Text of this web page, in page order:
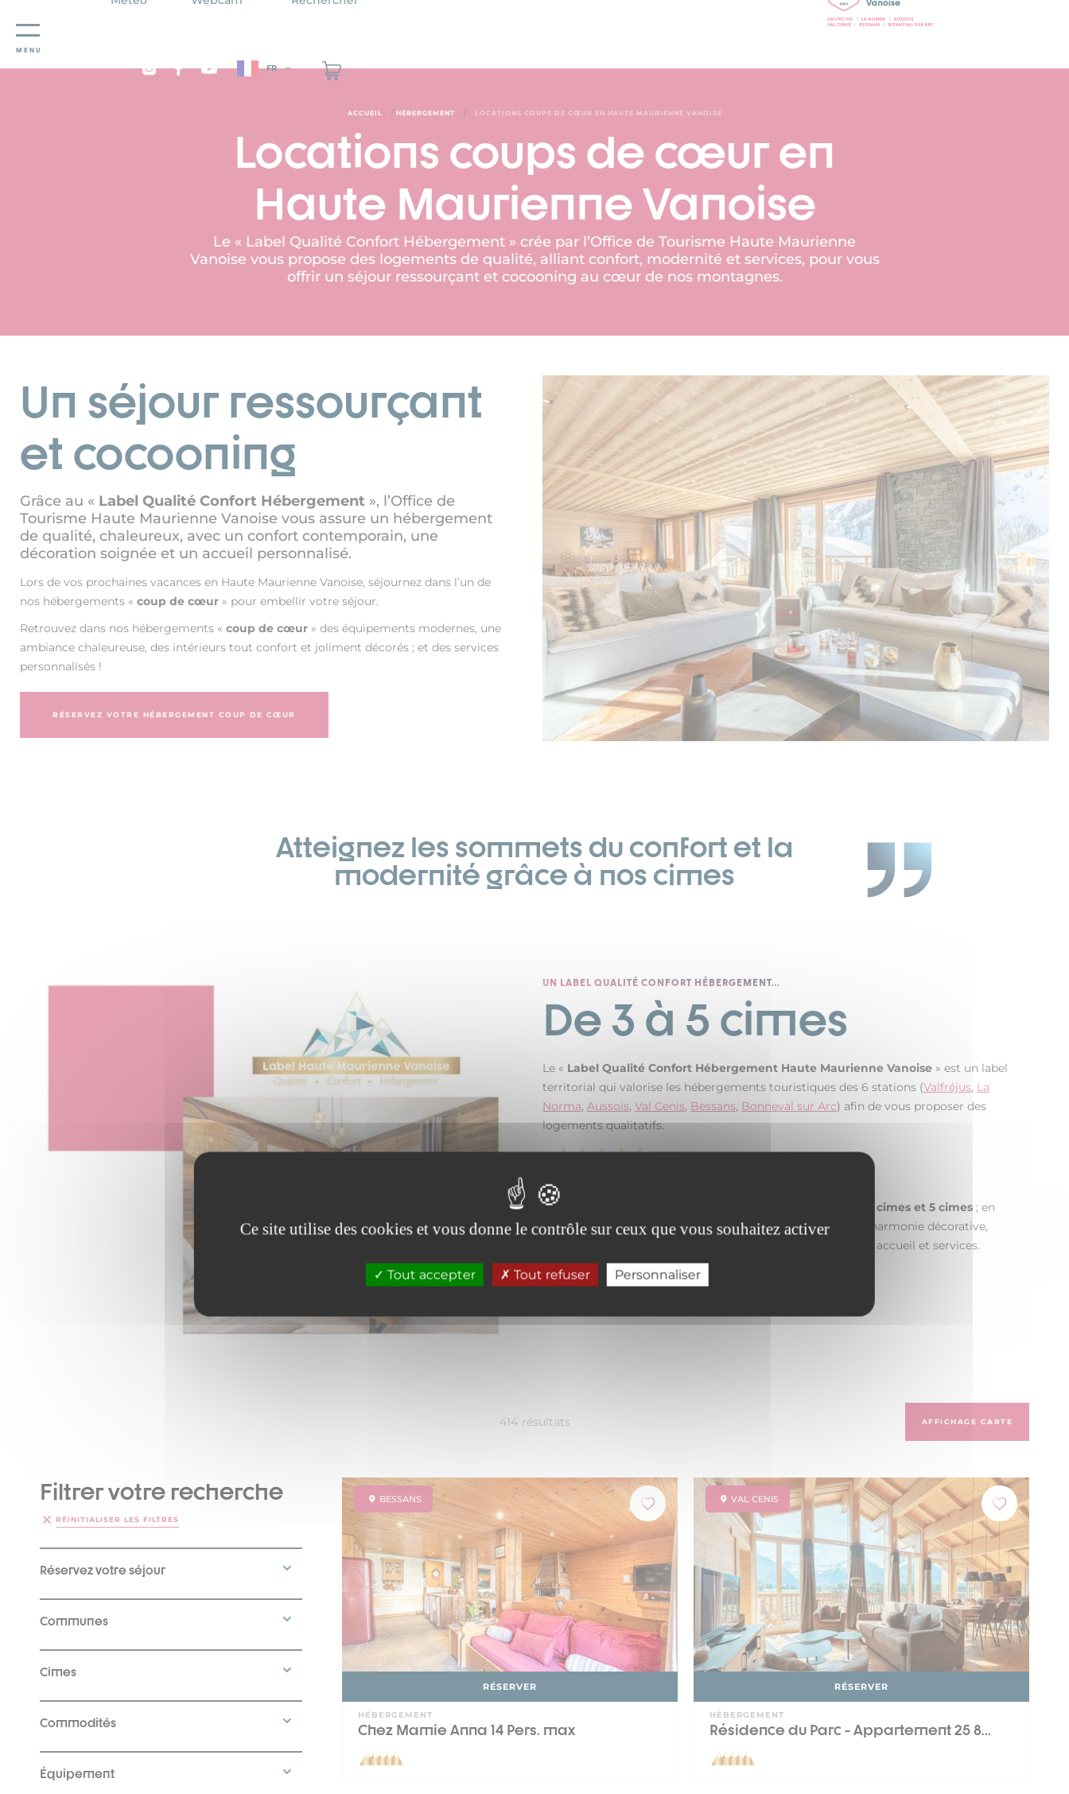
Panneau de gestion des cookies
Ce site utilise des cookies et vous donne le contrôle sur ceux que vous souhaitez activer
Tout accepter Tout refuser Personnaliser
MENU
FR
ACCUEIL / HÉBERGEMENT / LOCATIONS COUPS DE CŒUR EN HAUTE MAURIENNE VANOISE
Locations coups de cœur en
Haute Maurienne Vanoise
Le « Label Qualité Confort Hébergement » crée par l’Office de Tourisme Haute Maurienne
Vanoise vous propose des logements de qualité, alliant confort, modernité et services, pour vous
offrir un séjour ressourçant et cocooning au cœur de nos montagnes.
Un séjour ressourçant
et cocooning
Grâce au « Label Qualité Confort Hébergement », l’Office de
Tourisme Haute Maurienne Vanoise vous assure un hébergement
de qualité, chaleureux, avec un confort contemporain, une
décoration soignée et un accueil personnalisé.
Lors de vos prochaines vacances en Haute Maurienne Vanoise, séjournez dans l’un de
nos hébergements « coup de cœur » pour embellir votre séjour.
Retrouvez dans nos hébergements « coup de cœur » des équipements modernes, une
ambiance chaleureuse, des intérieurs tout confort et joliment décorés ; et des services
personnalisés !
RÉSERVEZ VOTRE HÉBERGEMENT COUP DE CŒUR
Atteignez les sommets du confort et la
modernité grâce à nos cimes
UN LABEL QUALITÉ CONFORT HÉBERGEMENT…
De 3 à 5 cimes
Le « Label Qualité Confort Hébergement Haute Maurienne Vanoise » est un label
territorial qui valorise les hébergements touristiques des 6 stations (Valfréjus, La
Norma, Aussois, Val Cenis, Bessans, Bonneval sur Arc) afin de vous proposer des
logements qualitatifs.
Il classe les hébergements selon 3 catégories : 3 cimes, 4 cimes et 5 cimes ; en
s’appuyant sur des critères qualitatifs : confort, modernité, harmonie décorative,
esthétisme, niveau des équipements, qualité des matériaux, accueil et services.
414 résultats AFFICHAGE CARTE
Filtrer votre recherche
RÉINITIALISER LES FILTRES
Réservez votre séjour
Communes
Cimes
Commodités
Équipement
BESSANS
RÉSERVER
HÉBERGEMENT
Chez Mamie Anna 14 Pers. max
VAL CENIS
RÉSERVER
HÉBERGEMENT
Résidence du Parc - Appartement 25 8...